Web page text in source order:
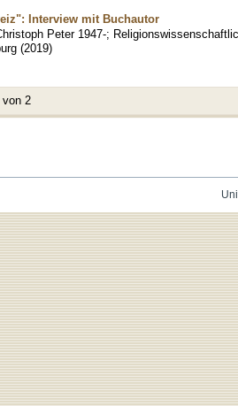
Interview mit Buchautor
Peter 1947-;
(2019)
von 2